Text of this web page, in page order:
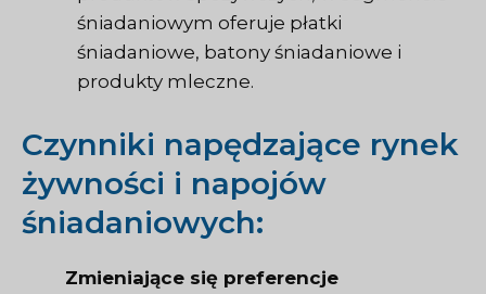
śniadaniowym oferuje płatki
śniadaniowe, batony śniadaniowe i
produkty mleczne.
Czynniki napędzające rynek
żywności i napojów
śniadaniowych:
Zmieniające się preferencje